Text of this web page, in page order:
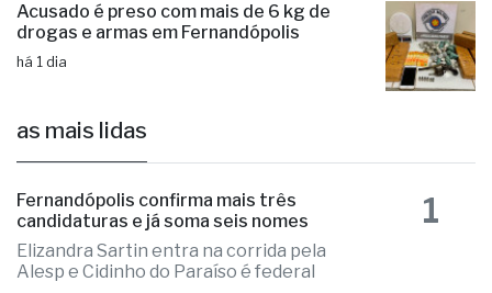
Acusado é preso com mais de 6 kg de
drogas e armas em Fernandópolis
há 1 dia
as mais lidas
Fernandópolis confirma mais três
candidaturas e já soma seis nomes
Elizandra Sartin entra na corrida pela
Alesp e Cidinho do Paraíso é federal
1